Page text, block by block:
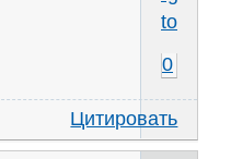
toe.ru
0
Цитировать